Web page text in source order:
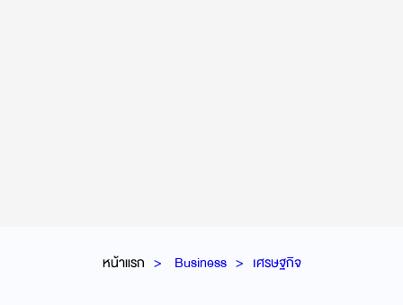
หน้าแรก Business เศรษฐกิจ